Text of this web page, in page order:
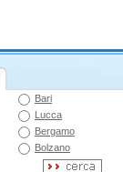
Bari
Lucca
Bergamo
Bolzano